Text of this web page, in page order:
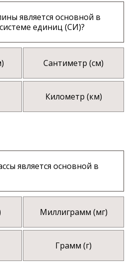
является основной в
единиц (СИ)?
Сантиметр (см)
Километр (км)
является основной в
Миллиграмм (мг)
Грамм (г)